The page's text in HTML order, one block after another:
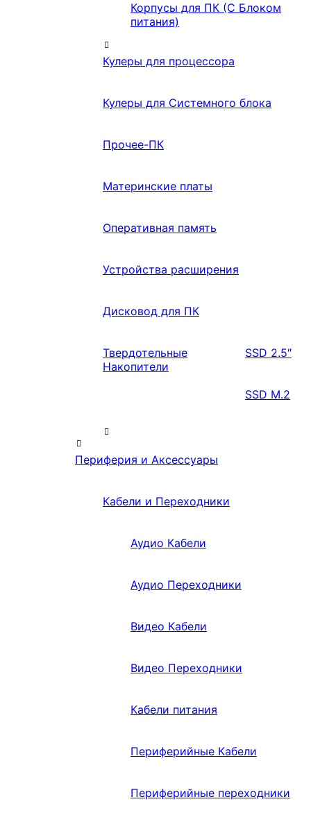
Корпусы для ПК (С Блоком
питания)
Кулеры для процессора
Кулеры для Системного блока
Прочее-ПК
Материнские платы
Оперативная память
Устройства расширения
Дисковод для ПК
Твердотельные
Накопители
SSD 2.5″
SSD M.2
Периферия и Аксессуары
Кабели и Переходники
Аудио Кабели
Аудио Переходники
Видео Кабели
Видео Переходники
Кабели питания
Периферийные Кабели
Периферийные переходники